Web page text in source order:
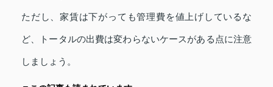
ただし、家賃は下がっても管理費を値上げしているな
ど、トータルの出費は変わらないケースがある点に注意
しましょう。